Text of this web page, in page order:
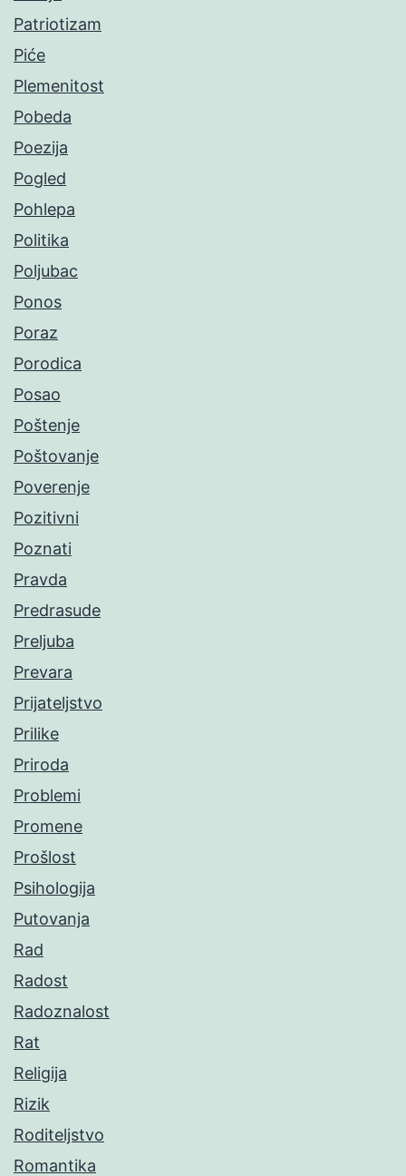
Patriotizam
Piće
Plemenitost
Pobeda
Poezija
Pogled
Pohlepa
Politika
Poljubac
Ponos
Poraz
Porodica
Posao
Poštenje
Poštovanje
Poverenje
Pozitivni
Poznati
Pravda
Predrasude
Preljuba
Prevara
Prijateljstvo
Prilike
Priroda
Problemi
Promene
Prošlost
Psihologija
Putovanja
Rad
Radost
Radoznalost
Rat
Religija
Rizik
Roditeljstvo
Romantika